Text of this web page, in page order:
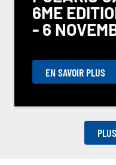
6ME
- 6
EN SAVOIR PLUS